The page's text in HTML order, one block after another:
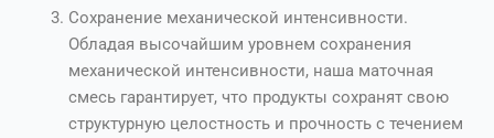
Сохранение механической интенсивности.
Обладая высочайшим уровнем сохранения
механической интенсивности, наша маточная
смесь гарантирует, что продукты сохранят свою
структурную целостность и прочность с течением